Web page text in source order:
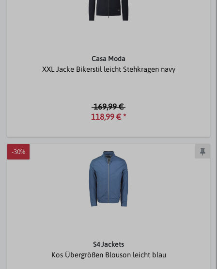
Casa Moda
XXL Jacke Bikerstil leicht Stehkragen navy
169,99 €
118,99 € *
-30%
S4 Jackets
Kos Übergrößen Blouson leicht blau